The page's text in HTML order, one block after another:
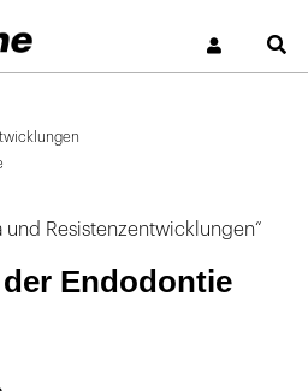
Resistenzentwicklungen“
Endodontie